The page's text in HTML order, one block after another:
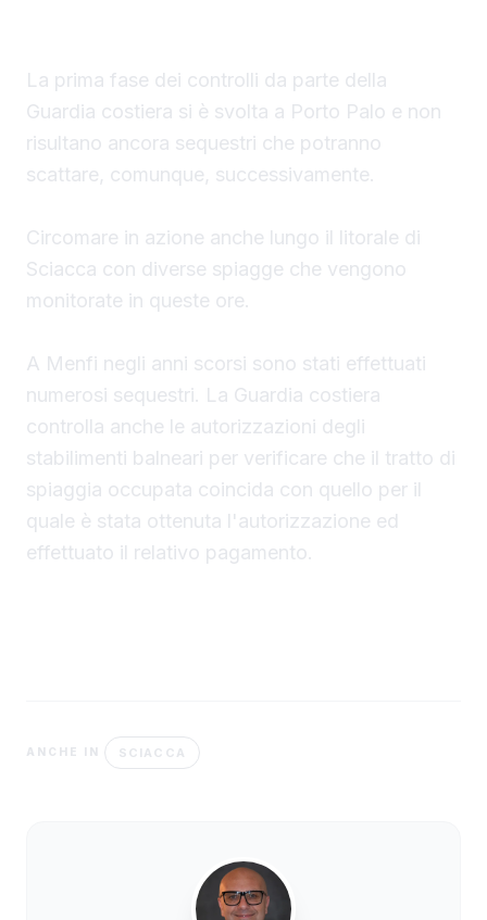
La prima fase dei controlli da parte della
Guardia costiera si è svolta a Porto Palo e non
risultano ancora sequestri che potranno
scattare, comunque, successivamente.
Circomare in azione anche lungo il litorale di
Sciacca con diverse spiagge che vengono
monitorate in queste ore.
A Menfi negli anni scorsi sono stati effettuati
numerosi sequestri. La Guardia costiera
controlla anche le autorizzazioni degli
stabilimenti balneari per verificare che il tratto di
spiaggia occupata coincida con quello per il
quale è stata ottenuta l'autorizzazione ed
effettuato il relativo pagamento.
ANCHE IN SCIACCA